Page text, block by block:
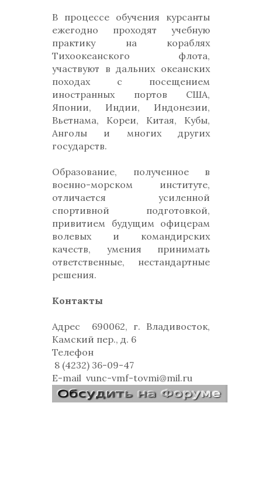
В процессе обучения курсанты
ежегодно проходят учебную
практику на кораблях
Тихоокеанского флота,
участвуют в дальних океанских
походах с посещением
иностранных портов США,
Японии, Индии, Индонезии,
Вьетнама, Кореи, Китая, Кубы,
Анголы и многих других
государств.
Образование, полученное в
военно-морском институте,
отличается усиленной
спортивной подготовкой,
привитием будущим офицерам
волевых и командирских
качеств, умения принимать
ответственные, нестандартные
решения.
Контакты
Адрес
690062, г. Владивосток,
Камский пер., д. 6
Телефон
8 (4232) 36-09-47
E-mail vunc-vmf-tovmi@mil.ru